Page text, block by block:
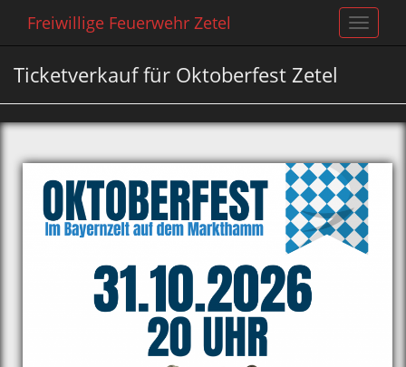
Toggle
Freiwillige Feuerwehr Zetel
Ticketverkauf für Oktoberfest Zetel